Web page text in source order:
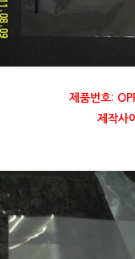
제품번호:
제작사